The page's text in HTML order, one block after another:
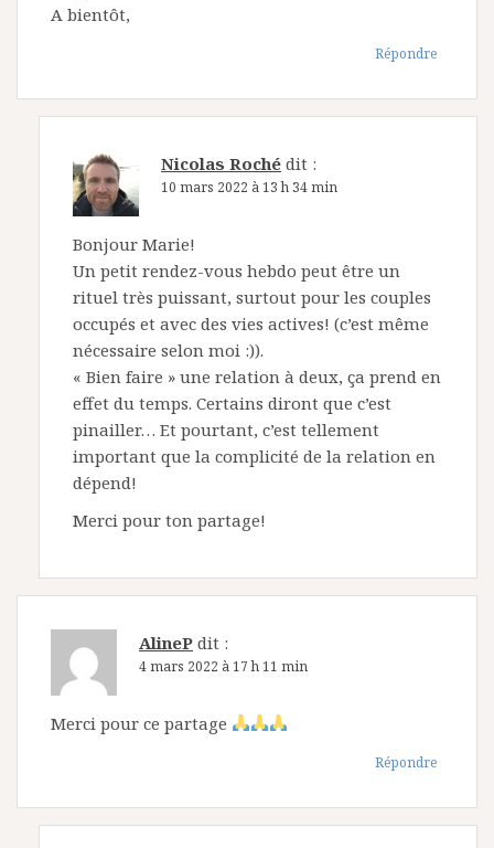
A bientôt,
Répondre
Nicolas Roché dit :
10 mars 2022 à 13 h 34 min
Bonjour Marie!
Un petit rendez-vous hebdo peut être un
rituel très puissant, surtout pour les couples
occupés et avec des vies actives! (c’est même
nécessaire selon moi :)).
« Bien faire » une relation à deux, ça prend en
effet du temps. Certains diront que c’est
pinailler… Et pourtant, c’est tellement
important que la complicité de la relation en
dépend!
Merci pour ton partage!
AlineP dit :
4 mars 2022 à 17 h 11 min
Merci pour ce partage
Répondre